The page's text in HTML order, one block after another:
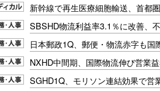
新幹線で再生医療細胞輸送、首都
SBSHD物流利益率3.1％に改善、
日本郵政1Q、郵便・物流赤字も国
NXHD中間期、国際物流伸び営業
SGHD1Q、モリソン連結効果で営